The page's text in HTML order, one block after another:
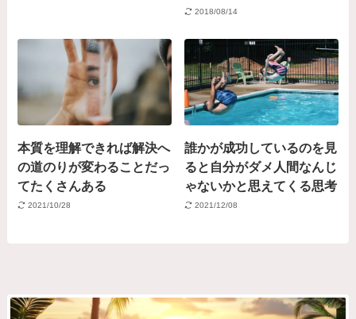
2018/08/14
本質を理解できれば解決へ
の道のりが変わることだっ
てたくさんある
2021/10/28
誰かが成功しているのを見
ると自分がダメ人間なんじ
ゃないかと思えてくる思考
2021/12/08